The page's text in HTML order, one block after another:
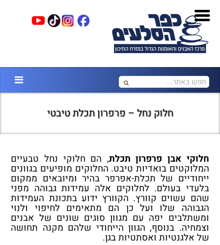
חלוק נחל – פרפרון תכלת טיבטי
חלוקי אבן פרפרון תכלת, הם חלוקי נחל טבעיים
המלוקטים בואדיות טיבט. החלוקים מופיעים בגוונים
ייחודיים של תכלת-אפרפר בהיר ומיובאים ממקום
בלעדי בעולם. לחלוקים אלה עמידות גבוהה מפני
שהם עשוים קוורץ. הקוורץ ידוע בתכונת העמידות
הגבוהה שלו ועל כן הם מתאימים לחיפוי ולנוי
ומשתלבים יפה עם מגוון סוגים שונים של אבנים
וצמחיה. בנוסף, הגוון הייחודי שלהם מקנה תחושה
של אלגנטיות ואסתטיות בגן.